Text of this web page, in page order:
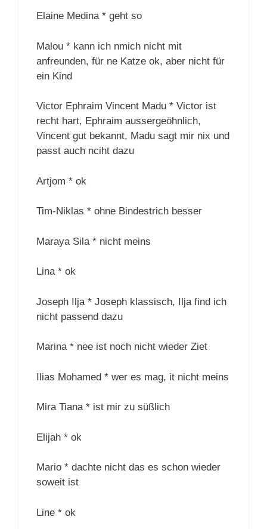
Elaine Medina * geht so
Malou * kann ich nmich nicht mit
anfreunden, für ne Katze ok, aber nicht für
ein Kind
Victor Ephraim Vincent Madu * Victor ist
recht hart, Ephraim aussergeöhnlich,
Vincent gut bekannt, Madu sagt mir nix und
passt auch nciht dazu
Artjom * ok
Tim-Niklas * ohne Bindestrich besser
Maraya Sila * nicht meins
Lina * ok
Joseph Ilja * Joseph klassisch, Ilja find ich
nicht passend dazu
Marina * nee ist noch nicht wieder Ziet
Ilias Mohamed * wer es mag, it nicht meins
Mira Tiana * ist mir zu süßlich
Elijah * ok
Mario * dachte nicht das es schon wieder
soweit ist
Line * ok